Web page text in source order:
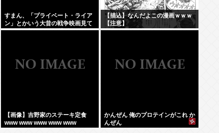
すまん、「プライベート・ライア
ン」とかいう大昔の戦争映画見て
みたら最初の30分で地獄なんだ
【描込】なんだよこの漫画ｗｗｗ
【注意】
【画像】吉野家のステーキ定食
www www www www www
かんぜん 俺のプロテインがこれ か
んぜん